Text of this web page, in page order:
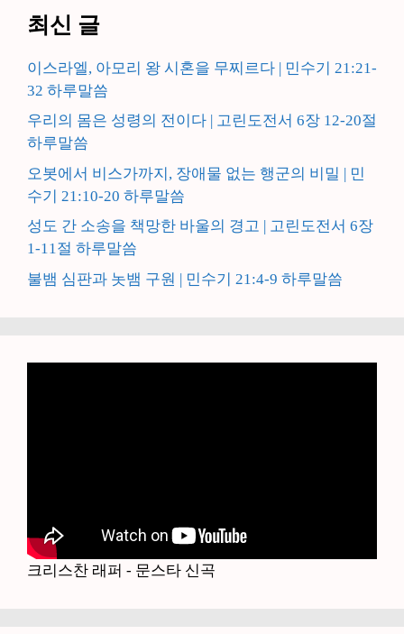
최신 글
이스라엘, 아모리 왕 시혼을 무찌르다 | 민수기 21:21-
32 하루말씀
우리의 몸은 성령의 전이다 | 고린도전서 6장 12-20절
하루말씀
오봇에서 비스가까지, 장애물 없는 행군의 비밀 | 민
수기 21:10-20 하루말씀
성도 간 소송을 책망한 바울의 경고 | 고린도전서 6장
1-11절 하루말씀
불뱀 심판과 놋뱀 구원 | 민수기 21:4-9 하루말씀
크리스찬 래퍼 - 문스타 신곡